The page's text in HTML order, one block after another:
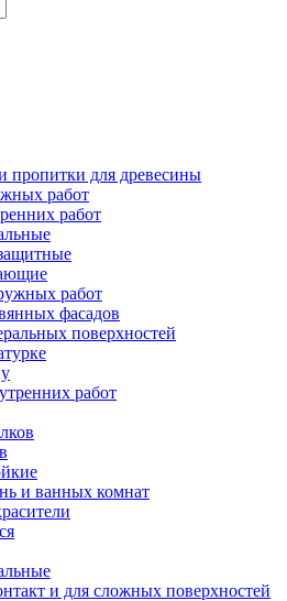
пропитки для древесины
работ
работ
работ
фасадов
поверхностей
работ
и ванных комнат
и для сложных поверхностей